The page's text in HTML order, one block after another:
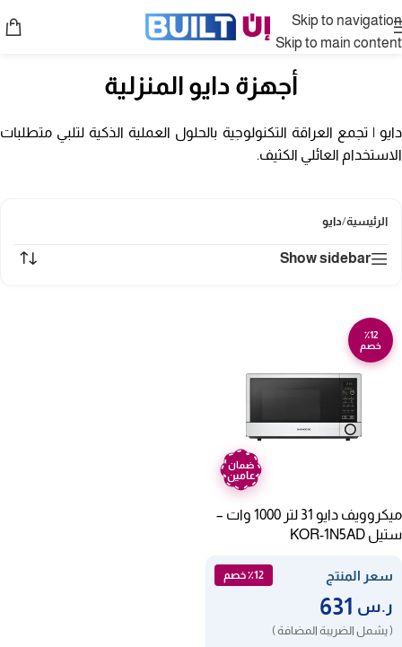
Skip to navigation
Skip to main content
أجهزة دايو المنزلية
دايو | تجمع العراقة التكنولوجية بالحلول العملية الذكية لتلبي متطلبات
الاستخدام العائلي الكثيف.
الرئيسية/دايو
Show sidebar
٪12
خصم
ضمان
عامين
ميكروويف دايو 31 لتر 1000 وات –
ستيل KOR-1N5AD
سعر المنتج ٪12 خصم
ر.س
( يشمل الضريبة المضافة )